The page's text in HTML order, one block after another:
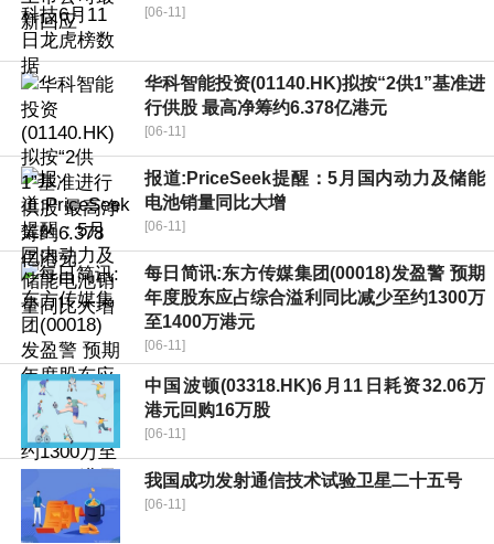
[06-11]
华科智能投资(01140.HK)拟按“2供1”基准进
行供股 最高净筹约6.378亿港元
[06-11]
报道:PriceSeek提醒：5月国内动力及储能
电池销量同比大增
[06-11]
每日简讯:东方传媒集团(00018)发盈警 预期
年度股东应占综合溢利同比减少至约1300万
至1400万港元
[06-11]
中国波顿(03318.HK)6月11日耗资32.06万
港元回购16万股
[06-11]
我国成功发射通信技术试验卫星二十五号
[06-11]